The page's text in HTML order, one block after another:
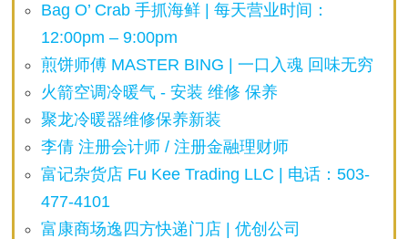
Bag O’ Crab 手抓海鲜 | 每天营业时间：
12:00pm – 9:00pm
煎饼师傅 MASTER BING | 一口入魂 回味无穷
火箭空调冷暖气 - 安装 维修 保养
聚龙冷暖器维修保养新装
李倩 注册会计师 / 注册金融理财师
富记杂货店 Fu Kee Trading LLC | 电话：503-
477-4101
富康商场逸四方快递门店 | 优创公司